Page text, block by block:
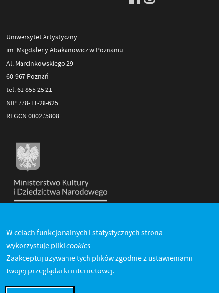
Uniwersytet Artystyczny
im. Magdaleny Abakanowicz w Poznaniu
Al. Marcinkowskiego 29
60-967 Poznań
tel. 61 855 25 21
NIP 778-11-28-625
REGON 000275808
W celach funkcjonalnych i statystycznych strona
wykorzystuje pliki cookies.
Zaakceptuj używanie tych plików zgodnie z ustawieniami
twojej przeglądarki internetowej.